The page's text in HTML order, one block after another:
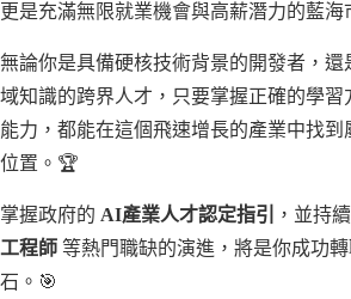
更是充滿無限就業機會與高薪潛力的藍海
無論你是具備硬核技術背景的開發者，還
域知識的跨界人才，只要掌握正確的學習
能力，都能在這個飛速增長的產業中找到
位置。🏆
掌握政府的 AI產業人才認定指引 ，並持
工程師 等熱門職缺的演進，將是你成功
石。🎯